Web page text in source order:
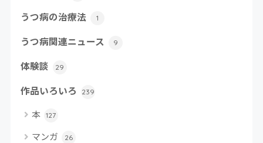
うつ病の治療法 1
うつ病関連ニュース 9
体験談 29
作品いろいろ 239
本 127
マンガ 26